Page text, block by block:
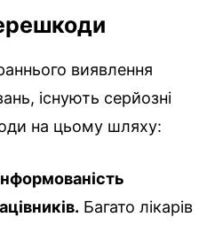
виявлення
існують серйозні
на цьому шляху:
Багато лікарів